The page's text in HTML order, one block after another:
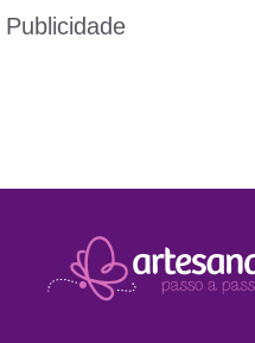
Publicidade